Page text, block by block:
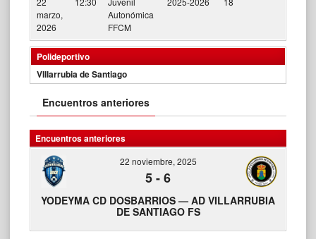
marzo,
2026
Autonómica
FFCM
Polideportivo
VIllarrubia de Santiago
Encuentros anteriores
Encuentros anteriores
22 noviembre, 2025
5-6
YODEYMA CD DOSBARRIOS — AD VILLARRUBIA
DE SANTIAGO FS